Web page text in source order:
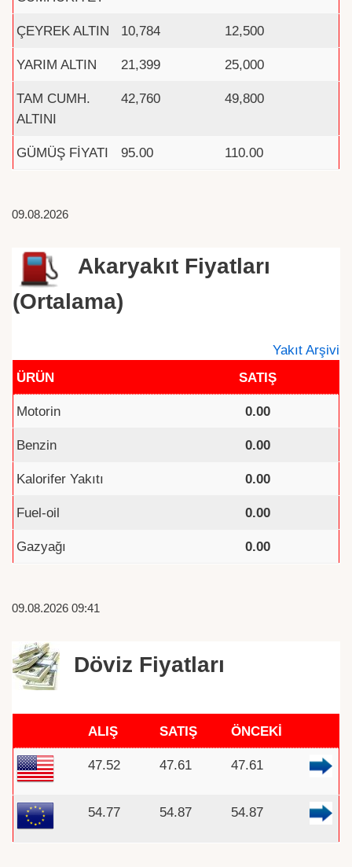
ÇEYREK ALTIN 10,784 12,500
YARIM ALTIN 21,399 25,000
TAM CUMH.
ALTINI
42,760 49,800
GÜMÜŞ FİYATI 95.00 110.00
09.08.2026
Akaryakıt Fiyatları
(Ortalama)
Yakıt Arşivi
ÜRÜN
SATIŞ
Motorin 0.00
Benzin 0.00
Kalorifer Yakıtı 0.00
Fuel-oil 0.00
Gazyağı 0.00
09.08.2026 09:41
Döviz Fiyatları
ALIŞ SATIŞ ÖNCEKİ
47.52 47.61 47.61
54.77 54.87 54.87